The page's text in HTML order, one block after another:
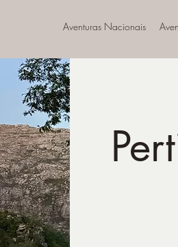
Aventuras Nacionais